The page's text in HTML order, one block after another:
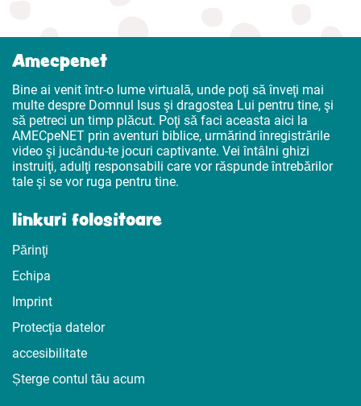
Amecpenet
Bine ai venit într-o lume virtuală, unde poţi să înveţi mai
multe despre Domnul Isus şi dragostea Lui pentru tine, şi
să petreci un timp plăcut. Poţi să faci aceasta aici la
AMECpeNET prin aventuri biblice, urmărind înregistrările
video şi jucându-te jocuri captivante. Vei întâlni ghizi
instruiţi, adulţi responsabili care vor răspunde întrebărilor
tale şi se vor ruga pentru tine.
linkuri folositoare
Părinţi
Echipa
Imprint
Protecţia datelor
accesibilitate
Șterge contul tău acum